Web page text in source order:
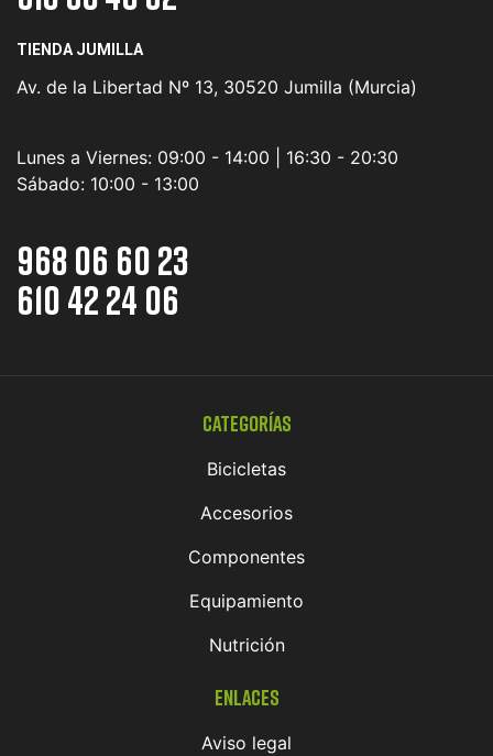
TIENDA JUMILLA
Av. de la Libertad Nº 13, 30520 Jumilla (Murcia)
Lunes a Viernes: 09:00 - 14:00 | 16:30 - 20:30
Sábado: 10:00 - 13:00
968 06 60 23
610 42 24 06
Categorías
Bicicletas
Accesorios
Componentes
Equipamiento
Nutrición
Enlaces
Aviso legal